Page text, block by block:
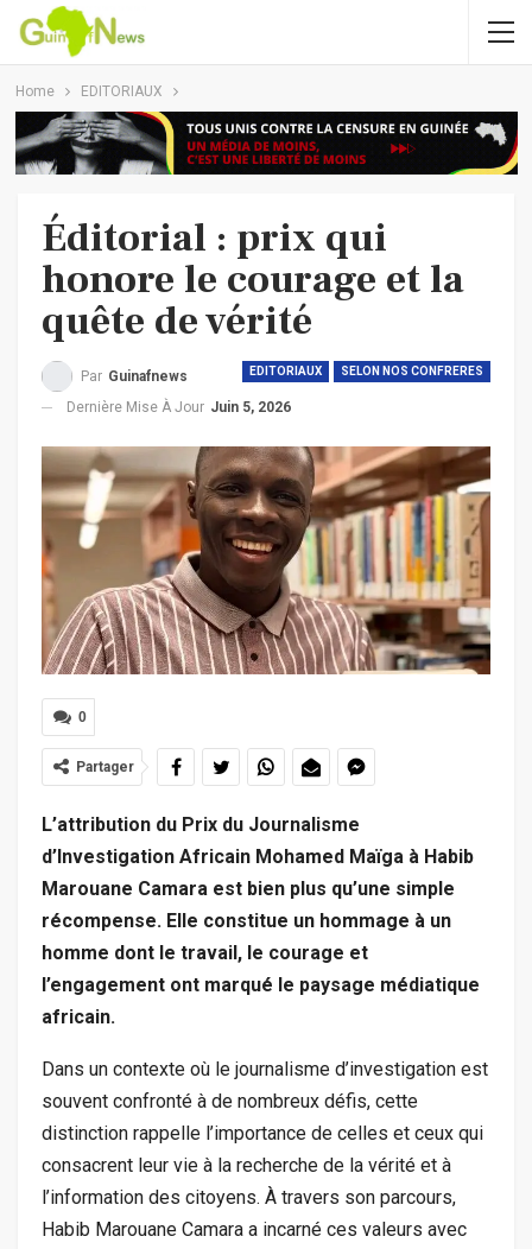
Home EDITORIAUX
Éditorial : prix qui
honore le courage et la
quête de vérité
EDITORIAUX SELON NOS CONFRERES
Par Guinafnews
Dernière Mise À Jour Juin 5, 2026
0
Partager
L’attribution du Prix du Journalisme
d’Investigation Africain Mohamed Maïga à Habib
Marouane Camara est bien plus qu’une simple
récompense. Elle constitue un hommage à un
homme dont le travail, le courage et
l’engagement ont marqué le paysage médiatique
africain.
Dans un contexte où le journalisme d’investigation est
souvent confronté à de nombreux défis, cette
distinction rappelle l’importance de celles et ceux qui
consacrent leur vie à la recherche de la vérité et à
l’information des citoyens. À travers son parcours,
Habib Marouane Camara a incarné ces valeurs avec